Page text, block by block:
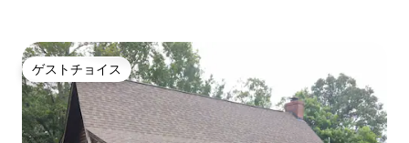
ゲストチョイス
ゲストチョイス